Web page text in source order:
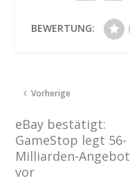
BEWERTUNG:
Vorherige
eBay bestätigt:
GameStop legt 56-
Milliarden-Angebot
vor